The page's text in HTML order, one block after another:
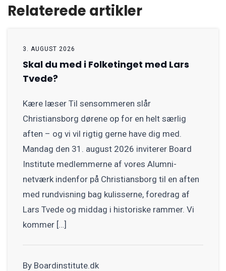
Relaterede artikler
3. AUGUST 2026
Skal du med i Folketinget med Lars
Tvede?
Kære læser Til sensommeren slår
Christiansborg dørene op for en helt særlig
aften – og vi vil rigtig gerne have dig med.
Mandag den 31. august 2026 inviterer Board
Institute medlemmerne af vores Alumni-
netværk indenfor på Christiansborg til en aften
med rundvisning bag kulisserne, foredrag af
Lars Tvede og middag i historiske rammer. Vi
kommer […]
By Boardinstitute.dk